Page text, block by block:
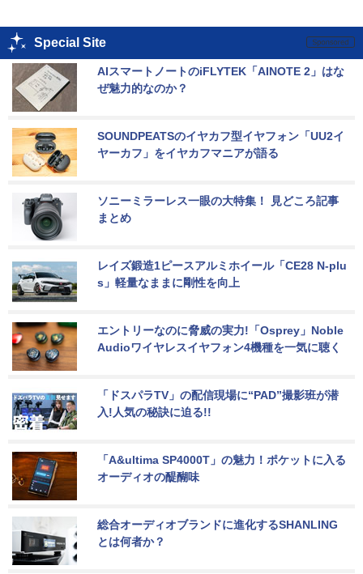
Special Site
AIスマートノートのiFLYTEK「AINOTE 2」はな
ぜ魅力的なのか？
SOUNDPEATSのイヤカフ型イヤフォン「UU2イ
ヤーカフ」をイヤカフマニアが語る
ソニーミラーレス一眼の大特集！ 見どころ記事
まとめ
レイズ鍛造1ピースアルミホイール「CE28 N-plu
s」軽量なままに剛性を向上
エントリーなのに脅威の実力!「Osprey」Noble
Audioワイヤレスイヤフォン4機種を一気に聴く
「ドスパラTV」の配信現場に“PAD”撮影班が潜
入!人気の秘訣に迫る!!
「A&ultima SP4000T」の魅力！ポケットに入る
オーディオの醍醐味
総合オーディオブランドに進化するSHANLING
とは何者か？